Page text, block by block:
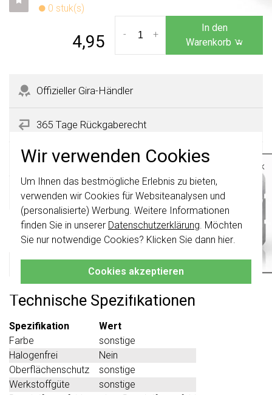
Wir verwenden Cookies
Um Ihnen das bestmögliche Erlebnis zu bieten,
verwenden wir Cookies für Websiteanalysen und
(personalisierte) Werbung. Weitere Informationen
finden Sie in unserer Datenschutzerklärung. Möchten
Sie nur notwendige Cookies? Klicken Sie dann hier.
Cookies akzeptieren
0 stuk(s)
4,95 +
-
In den
Warenkorb
Offizieller Gira-Händler
365 Tage Rückgaberecht
Sicher kaufen mit Käuferschutz
Schnelle Lieferzeiten
Produktbeschreibung
Technische Spezifikationen
Spezifikation
Wert
Farbe
sonstige
Halogenfrei
Nein
Oberflächenschutz
sonstige
Werkstoffgüte
sonstige
×
Wichtig: Gira Schalter und
Schalterwippen wurden erneuert. Sie sind
2024 kombinierbar.
Klicken Sie hier
für weitere Informationen,
damit Sie immer das Richtige bestellen.